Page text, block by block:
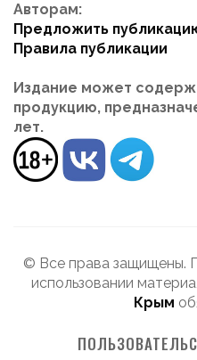
Авторам:
Предложить
Правила публикации
Издание может
продукцию,
лет.
© Все права защищены.
использовании
Крым